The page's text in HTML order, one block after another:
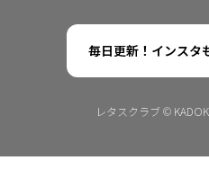
毎日更新！インスタ
レタスクラブ ©